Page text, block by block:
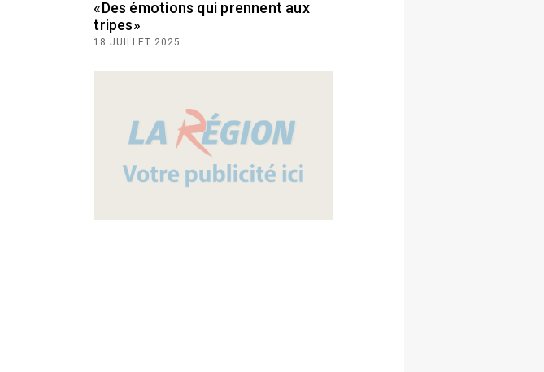
«Des émotions qui prennent aux
tripes»
18 JUILLET 2025